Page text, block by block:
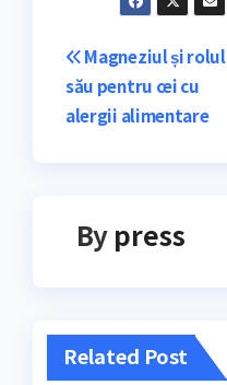
Navigare
în
Magneziul și rolul
său pentru cei cu
alergii alimentare
By press
Related Post